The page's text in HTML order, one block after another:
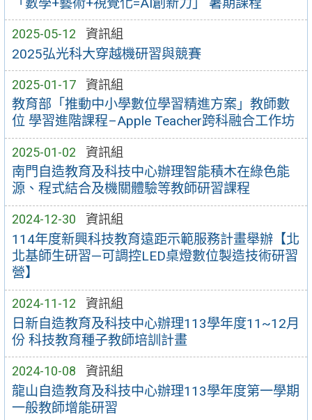
2025-05-12 資訊組
2025弘光科大穿越機研習與競賽
2025-01-17 資訊組
教育部「推動中小學數位學習精進方案」教師數
位 學習進階課程–Apple Teacher跨科融合工作坊
2025-01-02 資訊組
南門自造教育及科技中心辦理智能積木在綠色能
源、程式結合及機關體驗等教師研習課程
2024-12-30 資訊組
114年度新興科技教育遠距示範服務計畫舉辦【北
北基師生研習—可調控LED桌燈數位製造技術研習
營】
2024-11-12 資訊組
日新自造教育及科技中心辦理113學年度11~12月
份 科技教育種子教師培訓計畫
2024-10-08 資訊組
龍山自造教育及科技中心辦理113學年度第一學期
一般教師增能研習